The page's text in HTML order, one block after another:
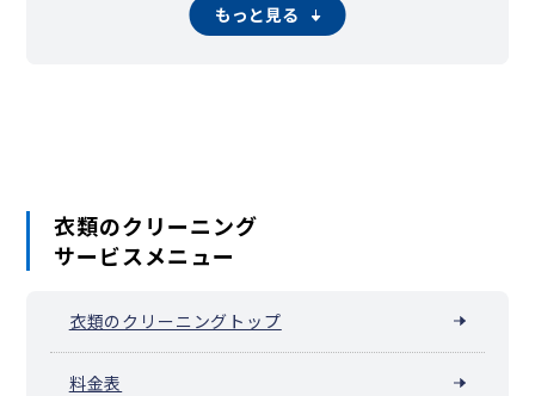
もっと見る
衣類のクリーニング
サービスメニュー
衣類のクリーニングトップ
料金表